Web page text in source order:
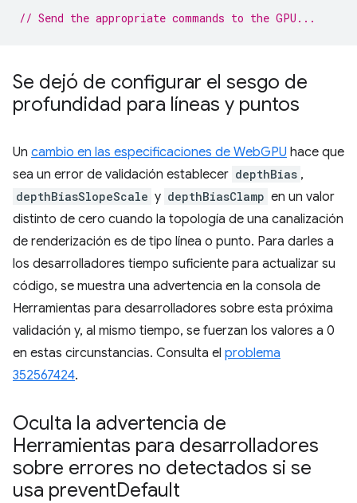
// Send the appropriate commands to the GPU...
Se dejó de configurar el sesgo de
profundidad para líneas y puntos
Un cambio en las especificaciones de WebGPU hace que
sea un error de validación establecer depthBias ,
depthBiasSlopeScale y depthBiasClamp en un valor
distinto de cero cuando la topología de una canalización
de renderización es de tipo línea o punto. Para darles a
los desarrolladores tiempo suficiente para actualizar su
código, se muestra una advertencia en la consola de
Herramientas para desarrolladores sobre esta próxima
validación y, al mismo tiempo, se fuerzan los valores a 0
en estas circunstancias. Consulta el problema
352567424.
Oculta la advertencia de
Herramientas para desarrolladores
sobre errores no detectados si se
usa preventDefault